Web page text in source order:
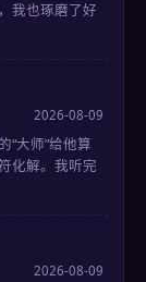
我也琢磨了好
2026-08-09
“大师”给他算
化解。我听完
2026-08-09